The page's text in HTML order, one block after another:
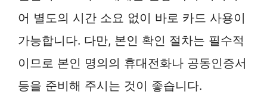
어 별도의 시간 소요 없이 바로 카드 사용이
가능합니다. 다만, 본인 확인 절차는 필수적
이므로 본인 명의의 휴대전화나 공동인증서
등을 준비해 주시는 것이 좋습니다.